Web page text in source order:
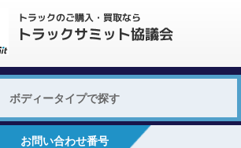
ボディータイプで探す
お問い合わせ番号